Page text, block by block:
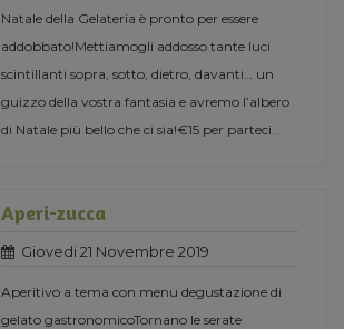
Natale della Gelateria è pronto per essere
addobbato!Mettiamogli addosso tante luci
scintillanti sopra, sotto, dietro, davanti… un
guizzo della vostra fantasia e avremo l’albero
di Natale più bello che ci sia!€15 per parteci
Aperi-zucca
Giovedi 21 Novembre 2019
Aperitivo a tema con menu degustazione di
gelato gastronomicoTornano le serate